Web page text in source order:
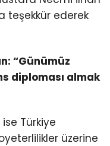
teşekkür ederek
“Günümüz
diploması almak
Türkiye
üzerine